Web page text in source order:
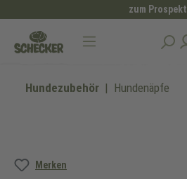
zum Prospekt
Hundezubehör Hundenäpfe
Merken
Bildergalerie überspringen